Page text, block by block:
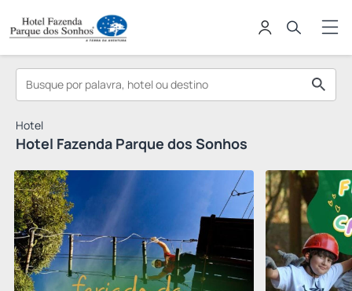
Hotel
Hotel Fazenda Parque dos Sonhos